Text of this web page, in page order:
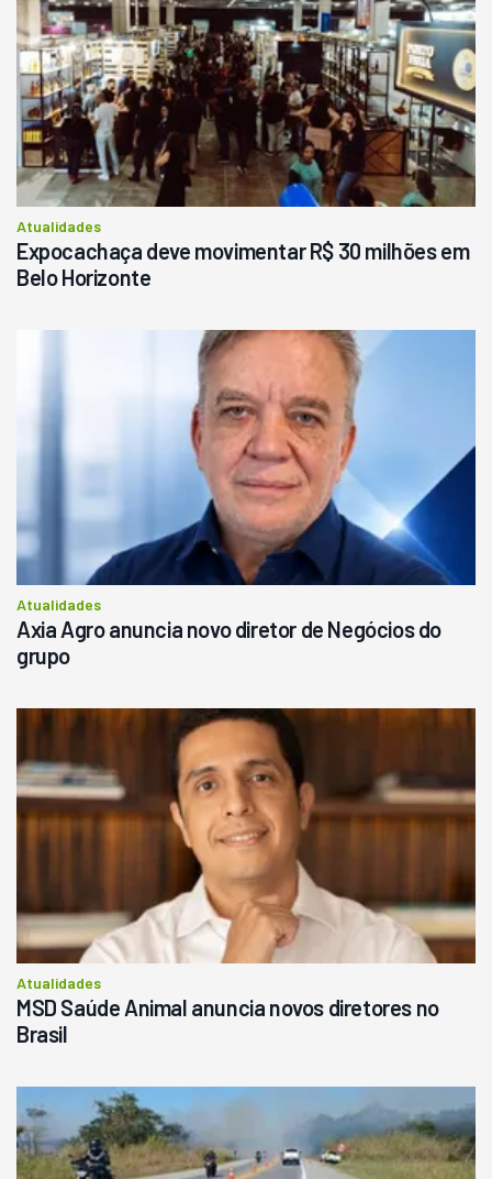
Londrina
R$ 145.000
Consultar
Atualidades
Expocachaça deve movimentar R$ 30 milhões em
Belo Horizonte
Atualidades
Axia Agro anuncia novo diretor de Negócios do
grupo
Atualidades
MSD Saúde Animal anuncia novos diretores no
Brasil